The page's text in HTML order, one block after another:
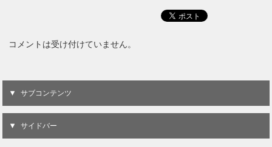
コメントは受け付けていません。
サブコンテンツ
サイドバー